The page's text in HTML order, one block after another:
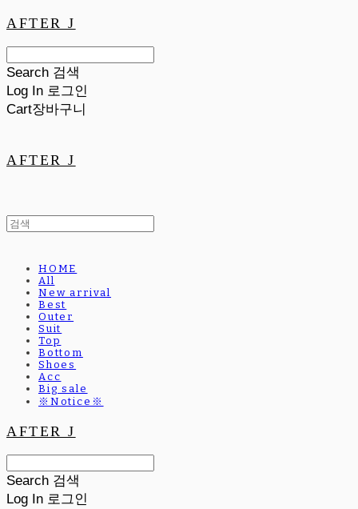
AFTER J
Search 검색
Log In 로그인
Cart장바구니
AFTER J
HOME
All
New arrival
Best
Outer
Suit
Top
Bottom
Shoes
Acc
Big sale
※Notice※
AFTER J
Search 검색
Log In 로그인